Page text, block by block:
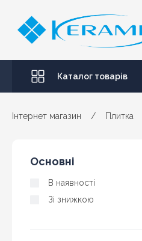
Каталог товарів
Інтернет магазин / Плитка
Основні
В наявності
Зі знижкою